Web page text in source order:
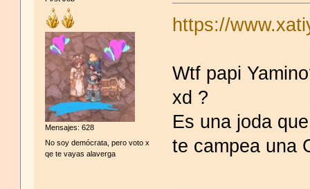
Mensajes: 628
No soy demócrata, pero voto x
qe te vayas alaverga
https://
Wtf papi
xd ?
Es una joda
te campea una